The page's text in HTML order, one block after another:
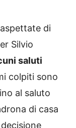
di
Silvio
saluti
colpiti sono
al saluto
di casa